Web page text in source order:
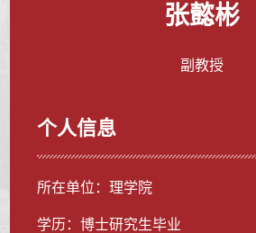
张懿彬
副教授
个人信息
所在单位：理学院
学历：博士研究生毕业